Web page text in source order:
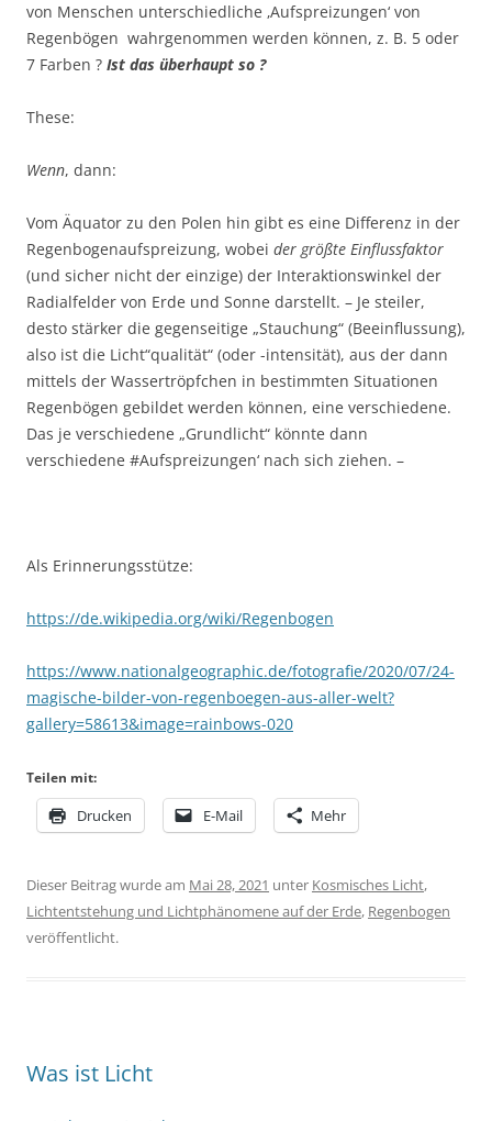
von Menschen unterschiedliche ‚Aufspreizungen‘ von
Regenbögen wahrgenommen werden können, z. B. 5 oder
7 Farben ? Ist das überhaupt so ?
These:
Wenn, dann:
Vom Äquator zu den Polen hin gibt es eine Differenz in der
Regenbogenaufspreizung, wobei der größte Einflussfaktor
(und sicher nicht der einzige) der Interaktionswinkel der
Radialfelder von Erde und Sonne darstellt. – Je steiler,
desto stärker die gegenseitige „Stauchung“ (Beeinflussung),
also ist die Licht“qualität“ (oder -intensität), aus der dann
mittels der Wassertröpfchen in bestimmten Situationen
Regenbögen gebildet werden können, eine verschiedene.
Das je verschiedene „Grundlicht“ könnte dann
verschiedene #Aufspreizungen‘ nach sich ziehen. –
Als Erinnerungsstütze:
https://de.wikipedia.org/wiki/Regenbogen
https://www.nationalgeographic.de/fotografie/2020/07/24-
magische-bilder-von-regenboegen-aus-aller-welt?
gallery=58613&image=rainbows-020
Teilen mit:
Drucken E-Mail Mehr
Dieser Beitrag wurde am Mai 28, 2021 unter Kosmisches Licht,
Lichtentstehung und Lichtphänomene auf der Erde, Regenbogen
veröffentlicht.
Was ist Licht